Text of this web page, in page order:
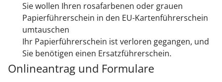
Sie wollen Ihren rosafarbenen oder grauen
Papierführerschein in den EU-Kartenführerschein
umtauschen
Ihr Papierführerschein ist verloren gegangen, und
Sie benötigen einen Ersatzführerschein.
Onlineantrag und Formulare